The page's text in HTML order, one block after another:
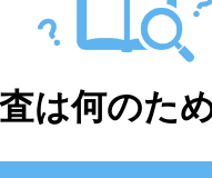
は何のた